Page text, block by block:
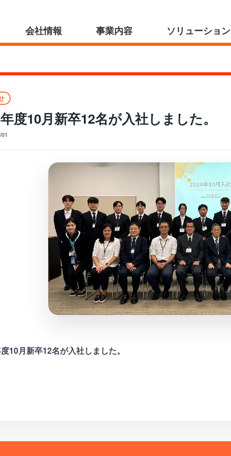
会社情報 事業内容 ソリューション
度10月新卒12名が入社しました。
10月新卒12名が入社しました。